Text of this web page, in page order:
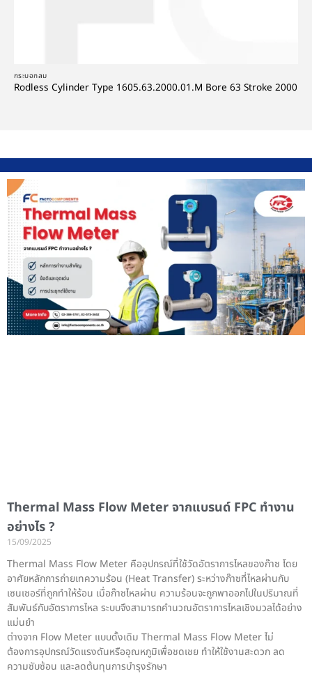
กระบอกลม
Rodless Cylinder Type 1605.63.2000.01.M Bore 63 Stroke 2000
Thermal Mass Flow Meter จากแบรนด์ FPC ทำงาน
อย่างไร ?
15/09/2025
Thermal Mass Flow Meter คืออุปกรณ์ที่ใช้วัดอัตราการไหลของก๊าซ โดย
อาศัยหลักการถ่ายเทความร้อน (Heat Transfer) ระหว่างก๊าซที่ไหลผ่านกับ
เซนเซอร์ที่ถูกทำให้ร้อน เมื่อก๊าซไหลผ่าน ความร้อนจะถูกพาออกไปในปริมาณที่
สัมพันธ์กับอัตราการไหล ระบบจึงสามารถคำนวณอัตราการไหลเชิงมวลได้อย่าง
แม่นยำ
ต่างจาก Flow Meter แบบดั้งเดิม Thermal Mass Flow Meter ไม่
ต้องการอุปกรณ์วัดแรงดันหรืออุณหภูมิเพื่อชดเชย ทำให้ใช้งานสะดวก ลด
ความซับซ้อน และลดต้นทุนการบำรุงรักษา